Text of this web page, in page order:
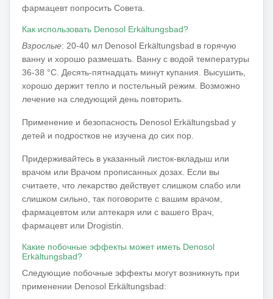
фармацевт попросить Совета.
Как использовать Denosol Erkältungsbad?
Взрослые: 20-40 мл Denosol Erkältungsbad в горячую
ванну и хорошо размешать. Ванну с водой температуры
36-38 °C. Десять-пятнадцать минут купания. Высушить,
хорошо держит тепло и постельный режим. Возможно
лечение на следующий день повторить.
Применение и безопасность Denosol Erkältungsbad у
детей и подростков не изучена до сих пор.
Придерживайтесь в указанный листок-вкладыш или
врачом или Врачом прописанных дозах. Если вы
считаете, что лекарство действует слишком слабо или
слишком сильно, так поговорите с вашим врачом,
фармацевтом или аптекаря или с вашего Врач,
фармацевт или Drogistin.
Какие побочные эффекты может иметь Denosol
Erkältungsbad?
Следующие побочные эффекты могут возникнуть при
применении Denosol Erkältungsbad: